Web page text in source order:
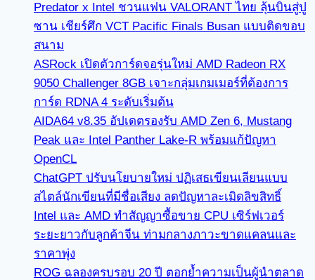
Predator x Intel ชวนแฟน VALORANT ไทย ลุ้นบินสู่ปู
ซาน เชียร์ศึก VCT Pacific Finals Busan แบบติดขอบ
สนาม
ASRock เปิดตัวการ์ดจอรุ่นใหม่ AMD Radeon RX
9050 Challenger 8GB เจาะกลุ่มเกมเมอร์ที่ต้องการ
การ์ด RDNA 4 ระดับเริ่มต้น
AIDA64 v8.35 อัปเดตรองรับ AMD Zen 6, Mustang
Peak และ Intel Panther Lake-R พร้อมแก้ปัญหา
OpenCL
ChatGPT ปรับนโยบายใหม่ ปฏิเสธเขียนเลียนแบบ
สไตล์นักเขียนที่มีชื่อเสียง ลดปัญหาละเมิดลิขสิทธิ์
Intel และ AMD ทำสัญญาซื้อขาย CPU เซิร์ฟเวอร์
ระยะยาวกับลูกค้าจีน ท่ามกลางภาวะขาดแคลนและ
ราคาพุ่ง
ROG ฉลองครบรอบ 20 ปี ตอกย้ำความเป็นผู้นำตลาด